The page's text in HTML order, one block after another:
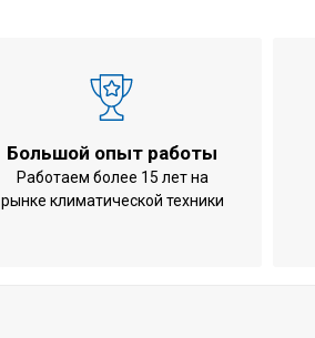
33 кг
0,154 кВт
800 м3/час
Большой опыт работы
Работаем более 15 лет на
рынке климатической техники